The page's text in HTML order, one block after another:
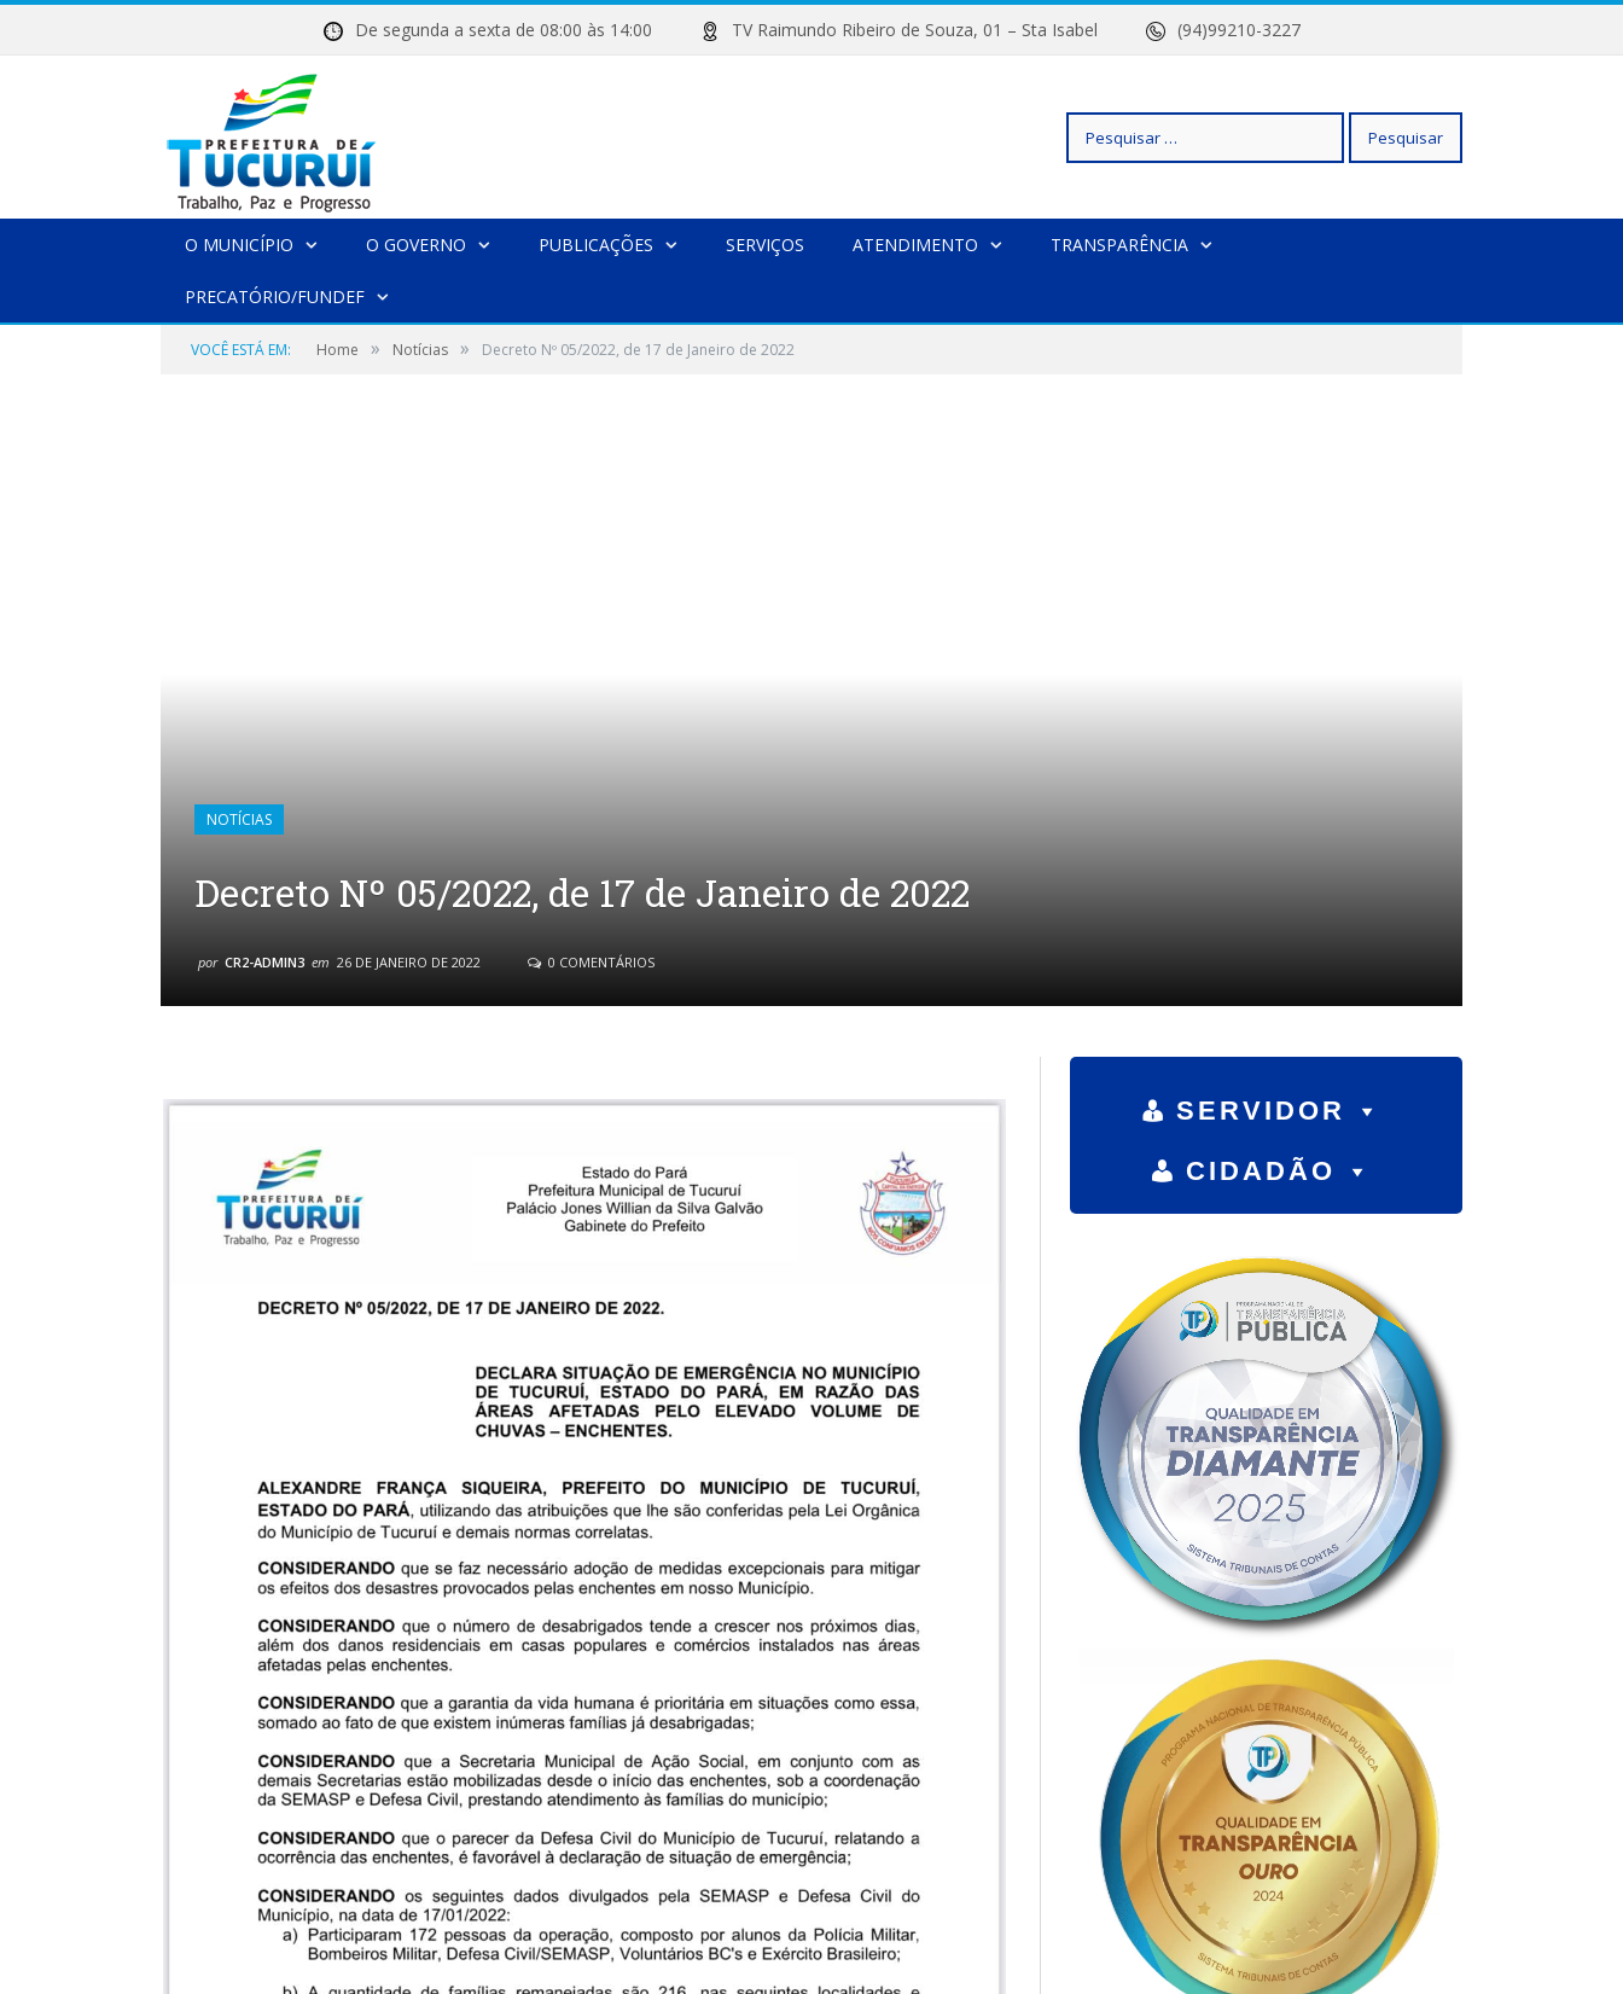
De segunda a sexta de 08:00 às 14:00 TV Raimundo Ribeiro de Souza, 01 – Sta Isabel (94)99210-3227
Pesquisar
O MUNICÍPIO O GOVERNO PUBLICAÇÕES SERVIÇOS ATENDIMENTO TRANSPARÊNCIA
PRECATÓRIO/FUNDEF
VOCÊ ESTÁ EM: Home » Notícias » Decreto Nº 05/2022, de 17 de Janeiro de 2022
NOTÍCIAS
Decreto Nº 05/2022, de 17 de Janeiro de 2022
por CR2-ADMIN3 em 26 DE JANEIRO DE 2022 0 COMENTÁRIOS
SERVIDOR
CIDADÃO